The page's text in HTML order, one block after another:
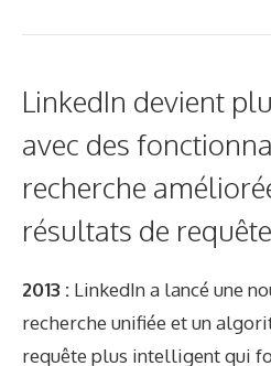
LinkedIn devient
avec des
recherche
résultats de
2013 : LinkedIn a lancé une
recherche unifiée et un
requête plus intelligent qui